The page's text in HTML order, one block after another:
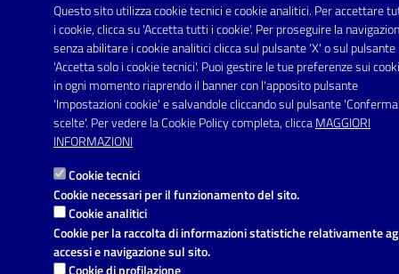
Questo sito utilizza cookie tecnici e cookie analitici. Per accettare
i cookie, clicca su 'Accetta tutti i cookie'. Per proseguire la
senza abilitare i cookie analitici clicca sul pulsante 'X' o sul pulsante
'Accetta solo i cookie tecnici'. Puoi gestire le tue preferenze sui
in ogni momento riaprendo il banner con l'apposito pulsante
'Impostazioni cookie' e salvandole cliccando sul pulsante
scelte'. Per vedere la Cookie Policy completa, cliccaMAGGIORI
INFORMAZIONI
Cookie tecnici
Cookie necessari per il funzionamento del sito.
Cookie analitici
Cookie per la raccolta di informazioni statistiche relativamente
accessi e navigazione sul sito.
Cookie di profilazione